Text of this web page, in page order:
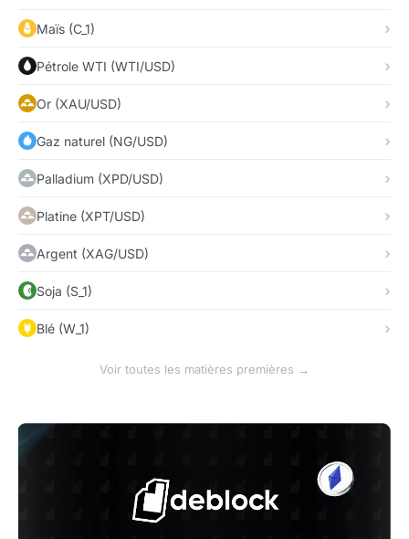
Maïs (C_1)
Pétrole WTI (WTI/USD)
Or (XAU/USD)
Gaz naturel (NG/USD)
Palladium (XPD/USD)
Platine (XPT/USD)
Argent (XAG/USD)
Soja (S_1)
Blé (W_1)
Voir toutes les matières premières →